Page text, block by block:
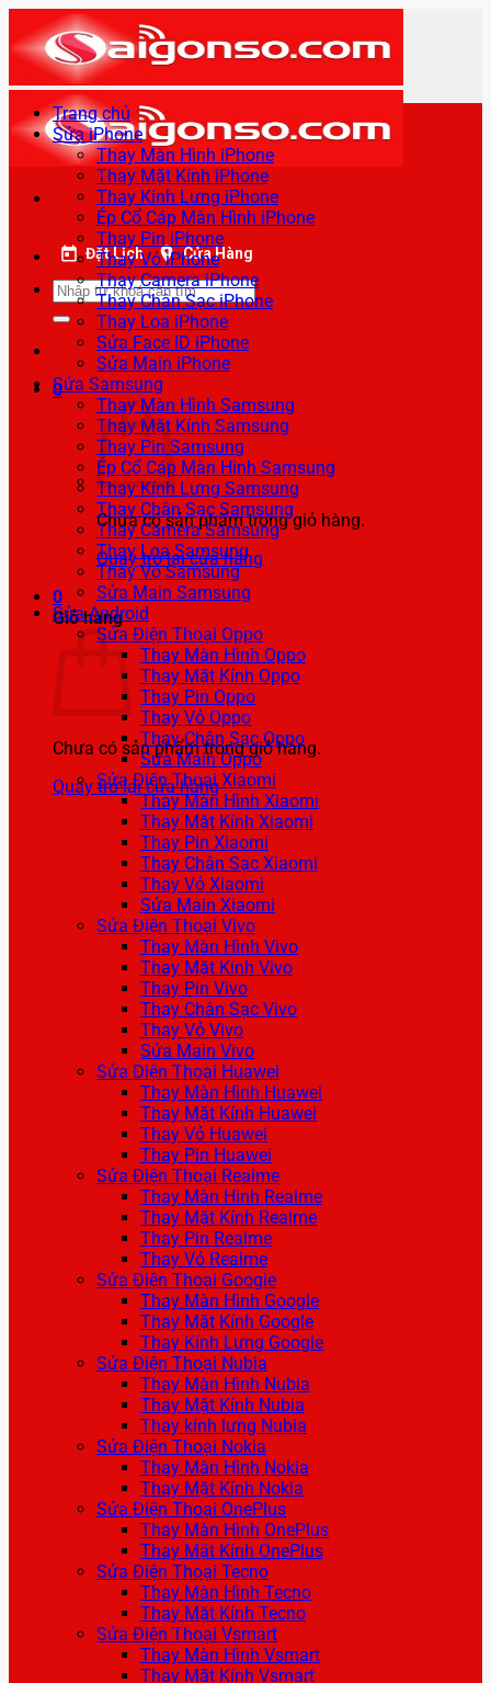
qua
nội
dung
Đặt Lịch Cửa Hàng
Tìm
kiếm:
0
Chưa có sản phẩm trong giỏ hàng.
Quay trở lại cửa hàng
0
Giỏ hàng
Chưa có sản phẩm trong giỏ hàng.
Quay trở lại cửa hàng
Trang chủ
Sửa iPhone
Thay Màn Hình iPhone
Thay Mặt Kính iPhone
Thay Kính Lưng iPhone
Ép Cổ Cáp Màn Hình iPhone
Thay Pin iPhone
Thay Vỏ iPhone
Thay Camera iPhone
Thay Chân Sạc iPhone
Thay Loa iPhone
Sửa Face ID iPhone
Sửa Main iPhone
Sửa Samsung
Thay Màn Hình Samsung
Thay Mặt Kính Samsung
Thay Pin Samsung
Ép Cổ Cáp Màn Hình Samsung
Thay Kính Lưng Samsung
Thay Chân Sạc Samsung
Thay Camera Samsung
Thay Loa Samsung
Thay Vỏ Samsung
Sửa Main Samsung
Sửa Android
Sửa Điện Thoại Oppo
Thay Màn Hình Oppo
Thay Mặt Kính Oppo
Thay Pin Oppo
Thay Vỏ Oppo
Thay Chân Sạc Oppo
Sửa Main Oppo
Sửa Điện Thoại Xiaomi
Thay Màn Hình Xiaomi
Thay Mặt Kính Xiaomi
Thay Pin Xiaomi
Thay Chân Sạc Xiaomi
Thay Vỏ Xiaomi
Sửa Main Xiaomi
Sửa Điện Thoại Vivo
Thay Màn Hình Vivo
Thay Mặt Kính Vivo
Thay Pin Vivo
Thay Chân Sạc Vivo
Thay Vỏ Vivo
Sửa Main Vivo
Sửa Điện Thoại Huawei
Thay Màn Hình Huawei
Thay Mặt Kính Huawei
Thay Vỏ Huawei
Thay Pin Huawei
Sửa Điện Thoại Realme
Thay Màn Hình Realme
Thay Mặt Kính Realme
Thay Pin Realme
Thay Vỏ Realme
Sửa Điện Thoại Google
Thay Màn Hình Google
Thay Mặt Kính Google
Thay Kính Lưng Google
Sửa Điện Thoại Nubia
Thay Màn Hình Nubia
Thay Mặt Kính Nubia
Thay kính lưng Nubia
Sửa Điện Thoại Nokia
Thay Màn Hình Nokia
Thay Mặt Kính Nokia
Sửa Điện Thoại OnePlus
Thay Màn Hình OnePlus
Thay Mặt Kính OnePlus
Sửa Điện Thoại Tecno
Thay Màn Hình Tecno
Thay Mặt Kính Tecno
Sửa Điện Thoại Vsmart
Thay Màn Hình Vsmart
Thay Mặt Kính Vsmart